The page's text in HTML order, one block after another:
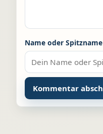
Name oder Spitzname
Alternative: